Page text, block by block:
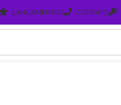
LANCAMENTOS CONTATO